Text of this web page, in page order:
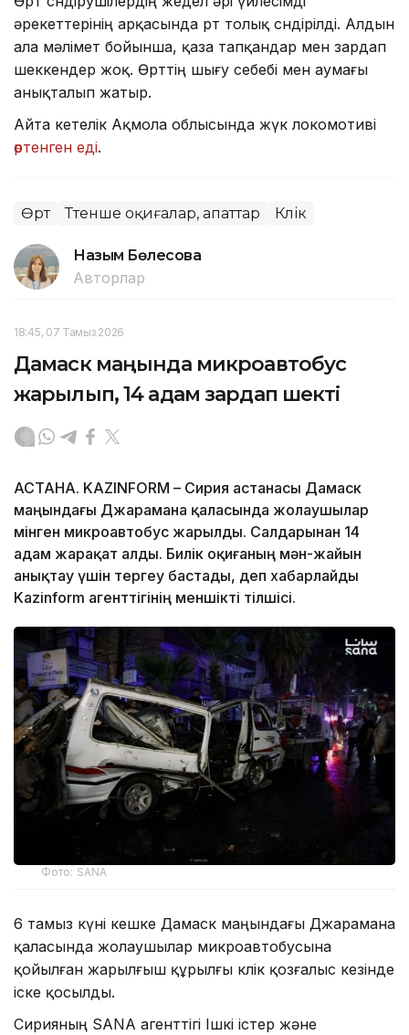
әрекеттерінің арқасында өрт толық сөндірілді. Алдын
ала мәлімет бойынша, қаза тапқандар мен зардап
шеккендер жоқ. Өрттің шығу себебі мен аумағы
анықталып жатыр.
Айта кетелік Ақмола облысында жүк локомотиві
өртенген еді.
Өрт Төтенше оқиғалар, апаттар Көлік
Назым Бөлесова
Авторлар
18:45, 07 Тамыз 2026
Дамаск маңында микроавтобус
жарылып, 14 адам зардап шекті
АСТАНА. KAZINFORM – Сирия астанасы Дамаск
маңындағы Джарамана қаласында жолаушылар
мінген микроавтобус жарылды. Салдарынан 14
адам жарақат алды. Билік оқиғаның мән-жайын
анықтау үшін тергеу бастады, деп хабарлайды
Kazinform агенттігінің меншікті тілшісі.
Фото: SANA
6 тамыз күні кешке Дамаск маңындағы Джарамана
қаласында жолаушылар микроавтобусына
қойылған жарылғыш құрылғы көлік қозғалыс кезінде
іске қосылды.
Сирияның SANA агенттігі Ішкі істер және